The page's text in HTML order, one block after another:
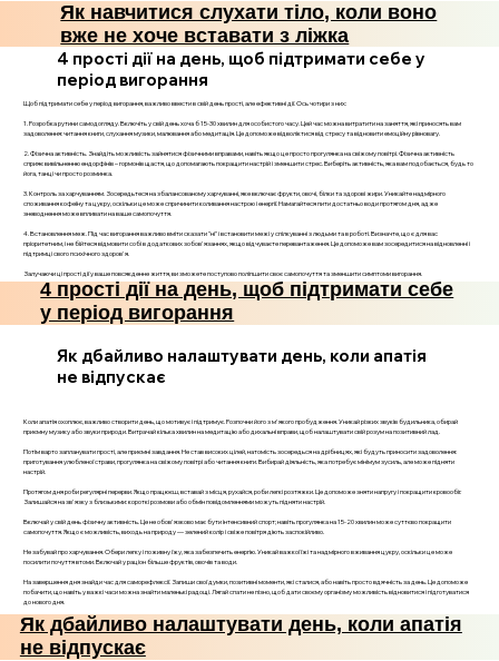
Як навчитися слухати тіло, коли воно
вже не хоче вставати з ліжка
4 прості дії на день, щоб підтримати себе у
період вигорання
Щоб підтримати себе у період вигорання, важливо ввести в свій день прості, але ефективні дії. Ось чотири з них:
1. Розробка рутини самодогляду. Включіть у свій день хоча б 15-30 хвилин для особистого часу. Цей час можна витратити на заняття, які приносять вам
задоволення: читання книги, слухання музики, малювання або медитація. Це допоможе відволіктися від стресу та відновити емоційну рівновагу.
2. Фізична активність. Знайдіть можливість зайнятися фізичними вправами, навіть якщо це просто прогулянка на свіжому повітрі. Фізична активність
сприяє вивільненню ендорфінів – гормонів щастя, що допомагають покращити настрій і зменшити стрес. Виберіть активність, яка вам подобається, будь то
йога, танці чи просто розминка.
3. Контроль за харчуванням. Зосередьтеся на збалансованому харчуванні, яке включає фрукти, овочі, білки та здорові жири. Уникайте надмірного
споживання кофеїну та цукру, оскільки це може спричинити коливання настрою і енергії. Намагайтеся пити достатньо води протягом дня, адже
зневоднення може впливати на ваше самопочуття.
4. Встановлення меж. Під час вигорання важливо вміти сказати "ні" і встановити межі у спілкуванні з людьми та в роботі. Визначте, що є для вас
пріоритетним, і не бійтеся відмовити собі в додаткових зобов'язаннях, якщо відчуваєте перевантаження. Це допоможе вам зосередитися на відновленні і
підтримці свого психічного здоров'я.
Залучаючи ці прості дії у ваше повсякденне життя, ви зможете поступово поліпшити своє самопочуття та зменшити симптоми вигорання.
4 прості дії на день, щоб підтримати себе
у період вигорання
Як дбайливо налаштувати день, коли апатія
не відпускає
Коли апатія охоплює, важливо створити день, що мотивує і підтримує. Розпочни його з м'якого пробудження. Уникай різких звуків будильника, обирай
приємну музику або звуки природи. Витрачай кілька хвилин на медитацію або дихальні вправи, щоб налаштувати свій розум на позитивний лад.
Потім варто запланувати прості, але приємні завдання. Не став високих цілей, натомість зосередься на дрібницях, які будуть приносити задоволення:
приготування улюбленої страви, прогулянка на свіжому повітрі або читання книги. Вибирай діяльність, яка потребує мінімум зусиль, але може підняти
настрій.
Протягом дня роби регулярні перерви. Якщо працюєш, вставай з місця, рухайся, роби легкі розтяжки. Це допоможе зняти напругу і покращити кровообіг.
Залишайся на зв'язку з близькими: короткі розмови або обмін повідомленнями можуть підняти настрій.
Включай у свій день фізичну активність. Це не обов'язково має бути інтенсивний спорт; навіть прогулянка на 15-20 хвилин може суттєво покращити
самопочуття. Якщо є можливість, виходь на природу — зелений колір і свіже повітря діють заспокійливо.
Не забувай про харчування. Обери легку і поживну їжу, яка забезпечить енергію. Уникай важкої їжі та надмірного вживання цукру, оскільки це може
посилити почуття втоми. Включай у раціон більше фруктів, овочів та води.
На завершення дня знайди час для саморефлексії. Запиши свої думки, позитивні моменти, які сталися, або навіть просто вдячність за день. Це допоможе
побачити, що навіть у важкі часи можна знайти маленькі радощі. Лягай спати не пізно, щоб дати своєму організму можливість відновитися і підготуватися
до нового дня.
Як дбайливо налаштувати день, коли апатія
не відпускає